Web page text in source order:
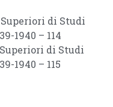
Superiori di Studi
1940 – 114
Superiori di Studi
1940 – 115